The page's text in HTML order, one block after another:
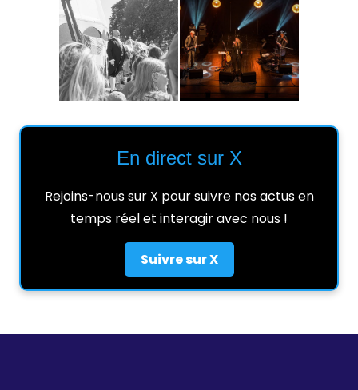
En direct sur X
Rejoins-nous sur X pour suivre nos actus en
temps réel et interagir avec nous !
Suivre sur X